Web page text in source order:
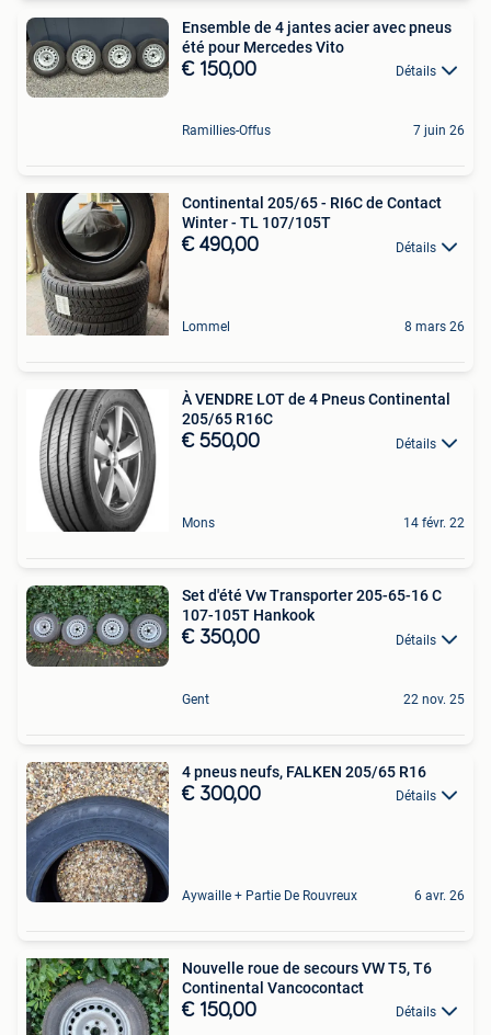
Ensemble de 4 jantes acier avec pneus
été pour Mercedes Vito
€ 150,00 Détails
Ramillies-Offus 7 juin 26
Continental 205/65 - RI6C de Contact
Winter - TL 107/105T
€ 490,00 Détails
Lommel 8 mars 26
À VENDRE LOT de 4 Pneus Continental
205/65 R16C
€ 550,00 Détails
Mons 14 févr. 22
Set d'été Vw Transporter 205-65-16 C
107-105T Hankook
€ 350,00 Détails
Gent 22 nov. 25
4 pneus neufs, FALKEN 205/65 R16
€ 300,00 Détails
Aywaille + Partie De Rouvreux 6 avr. 26
Nouvelle roue de secours VW T5, T6
Continental Vancocontact
€ 150,00 Détails